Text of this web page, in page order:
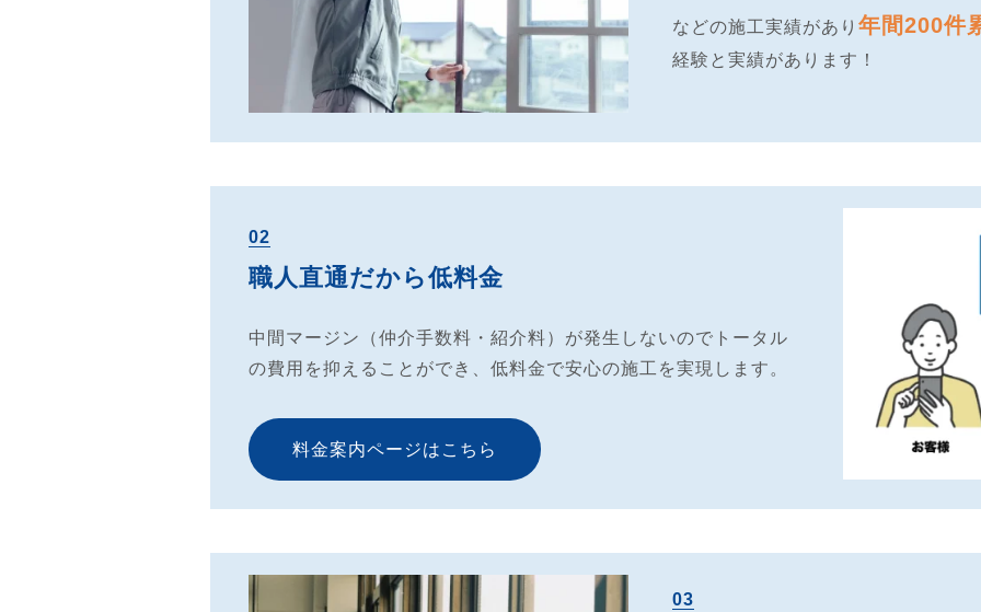
などの施工実績があり年間200件
経験と実績があります！
02
職人直通だから低料金
中間マージン（仲介手数料・紹介料）が発生しないのでトータル
の費用を抑えることができ、低料金で安心の施工を実現します。
料金案内ページはこちら
03